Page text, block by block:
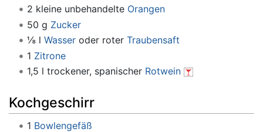
2 kleine unbehandelte Orangen
50 g Zucker
⅛ l Wasseroder roter Traubensaft
1 Zitrone
1,5 l trockener, spanischer Rotwein
Kochgeschirr
1 Bowlengefäß